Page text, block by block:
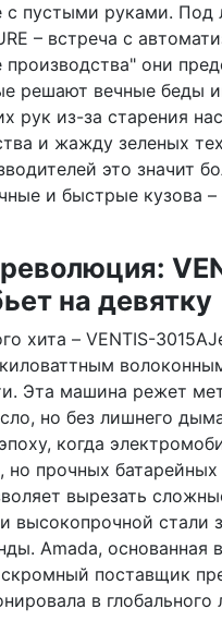
с пустыми руками. Под
– встреча с
они
решают вечные беды
рук из-за старения
и жажду зеленых
это значит
и быстрые кузова –
на девятку
хита – VENTIS-
Эта машина режет
но без лишнего
когда
но прочных батарейных
вырезать
высокопрочной стали
Amada, основанная
поставщик
в глобального